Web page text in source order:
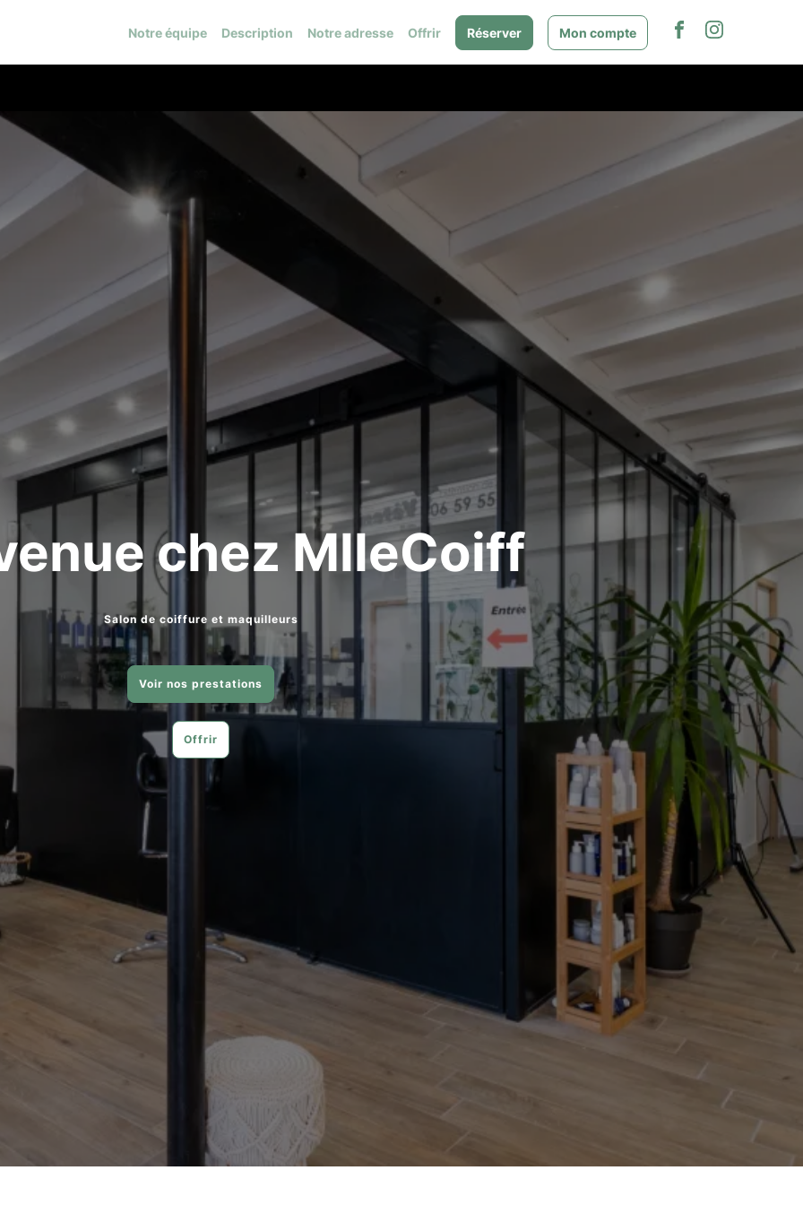
Réserver
Notre équipe Description Notre adresse Mon compte
Offrir
chez MlleCoiff
Salon de coiffure et maquilleurs
Voir nos prestations
Offrir